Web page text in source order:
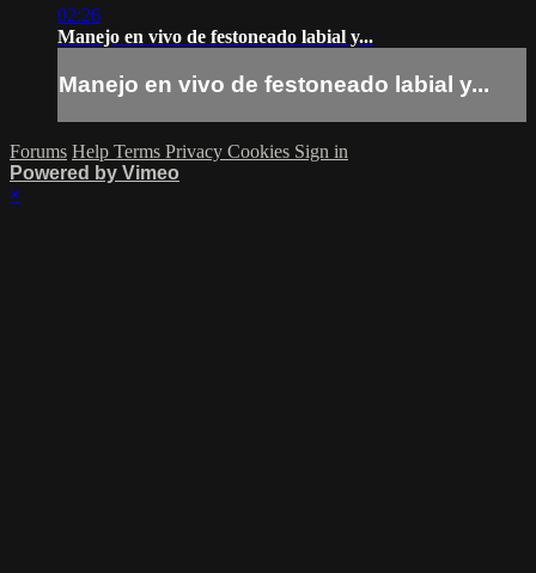
02:26
Manejo en vivo de festoneado labial y...
Manejo en vivo de festoneado labial y...
Forums Help Terms Privacy Cookies Sign in
Powered by Vimeo
×